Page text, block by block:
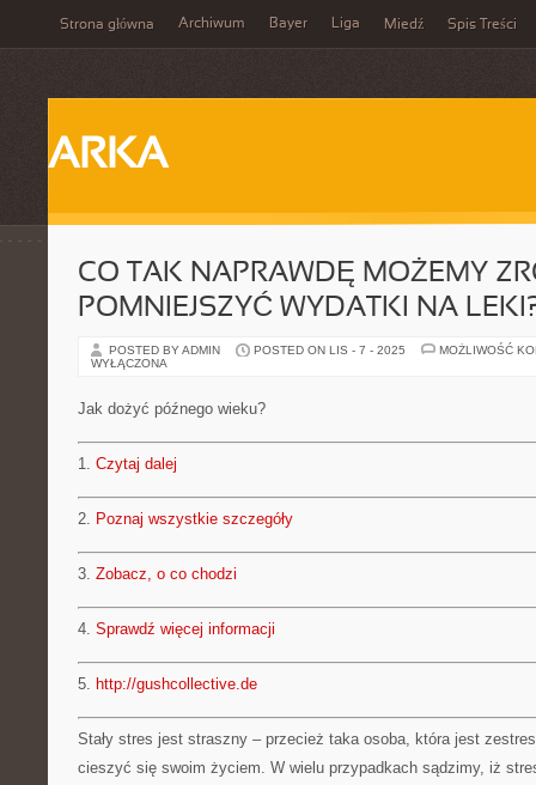
Strona główna Archiwum Bayer Liga Miedź Spis Treści
ARKA
CO TAK NAPRAWDĘ MOŻEMY
POMNIEJSZYĆ WYDATKI NA
POSTED BY ADMIN POSTED ON LIS - 7 - 2025
MOŻLIWOŚĆ
WYŁĄCZONA
Jak dożyć późnego wieku?
1. Czytaj dalej
2. Poznaj wszystkie szczegóły
3. Zobacz, o co chodzi
4. Sprawdź więcej informacji
5. http://gushcollective.de
Stały stres jest straszny – przecież taka osoba, która jest
cieszyć się swoim życiem. W wielu przypadkach sądzimy, iż